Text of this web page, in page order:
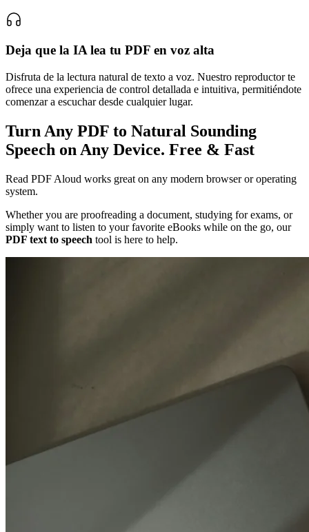
Deja que la IA lea tu PDF en voz alta
Disfruta de la lectura natural de texto a voz. Nuestro reproductor te
ofrece una experiencia de control detallada e intuitiva, permitiéndote
comenzar a escuchar desde cualquier lugar.
Turn Any PDF to Natural Sounding
Speech on Any Device. Free & Fast
Read PDF Aloud works great on any modern browser or operating
system.
Whether you are proofreading a document, studying for exams, or
simply want to listen to your favorite eBooks while on the go, our
PDF text to speech tool is here to help.